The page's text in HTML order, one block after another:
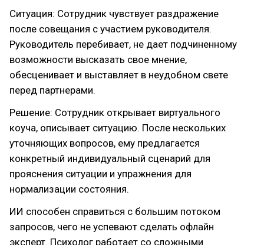
Ситуация: Сотрудник чувствует раздражение
после совещания с участием руководителя.
Руководитель перебивает, не дает подчиненному
возможности высказать свое мнение,
обесценивает и выставляет в неудобном свете
перед партнерами.
Решение: Сотрудник открывает виртуального
коуча, описывает ситуацию. После нескольких
уточняющих вопросов, ему предлагается
конкретный индивидуальный сценарий для
прояснения ситуации и упражнения для
нормализации состояния.
ИИ способен справиться с большим потоком
запросов, чего не успевают сделать офлайн
эксперт. Психолог работает со сложными